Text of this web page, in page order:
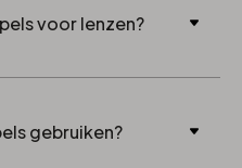
voor lenzen?
gebruiken?